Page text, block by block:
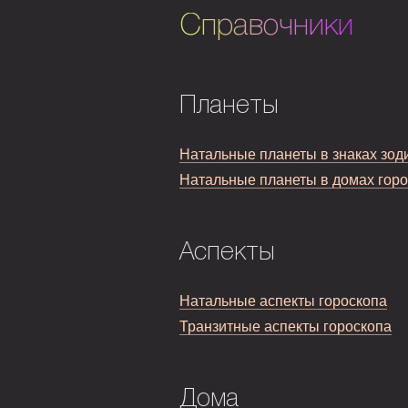
Справочники
Планеты
Натальные планеты в знаках
Натальные планеты в домах
Аспекты
Натальные аспекты гороскопа
Транзитные аспекты гороскопа
Дома